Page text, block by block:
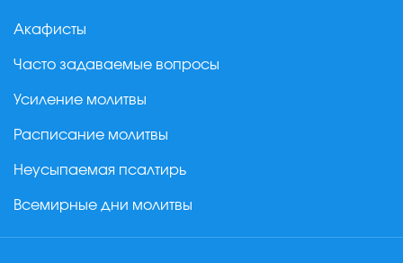
Акафисты
Часто задаваемые вопросы
Усиление молитвы
Расписание молитвы
Неусыпаемая псалтирь
Всемирные дни молитвы